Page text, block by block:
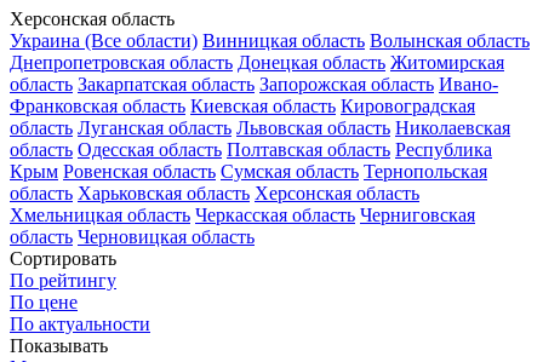
Херсонская область
Украина (Все области) Винницкая область Волынская область
Днепропетровская область Донецкая область Житомирская
область Закарпатская область Запорожская область Ивано-
Франковская область Киевская область Кировоградская
область Луганская область Львовская область Николаевская
область Одесская область Полтавская область Республика
Крым Ровенская область Сумская область Тернопольская
область Харьковская область Херсонская область
Хмельницкая область Черкасская область Черниговская
область Черновицкая область
Сортировать
По рейтингу
По цене
По актуальности
Показывать